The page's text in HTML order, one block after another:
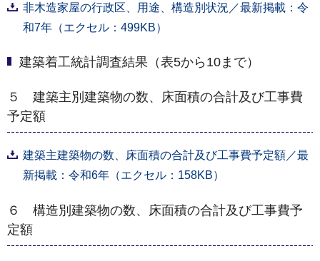
非木造家屋の行政区、用途、構造別状況／最新掲載：令
和7年（エクセル：499KB）
建築着工統計調査結果（表5から10まで）
５ 建築主別建築物の数、床面積の合計及び工事費
予定額
建築主建築物の数、床面積の合計及び工事費予定額／最
新掲載：令和6年（エクセル：158KB）
６ 構造別建築物の数、床面積の合計及び工事費予
定額